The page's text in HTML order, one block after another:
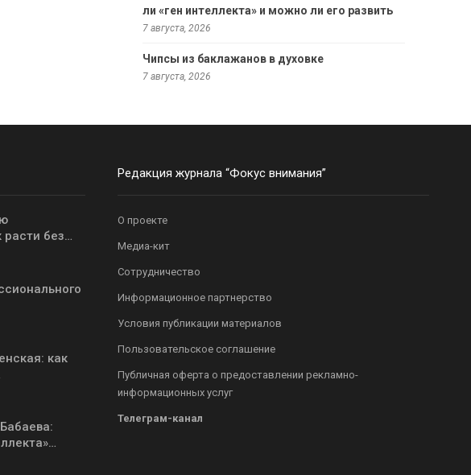
ли «ген интеллекта» и можно ли его развить
7 августа, 2026
Чипсы из баклажанов в духовке
7 августа, 2026
расти без…
как
Редакция журнала “Фокус внимания”
О проекте
Медиа-кит
Сотрудничество
Информационное партнерство
Условия публикации материалов
Пользовательское соглашение
Публичная оферта о предоставлении рекламно-
информационных услуг
Телеграм-канал